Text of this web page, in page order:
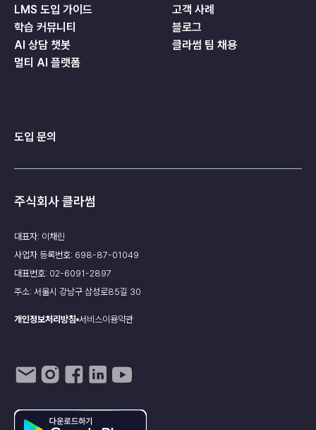
LMS 도입 가이드
학습 커뮤니티
AI 상담 챗봇
멀티 AI 플랫폼
고객 사례
블로그
클라썸 팀 채용
도입 문의
주식회사 클라썸
대표자: 이채린
사업자 등록번호: 698-87-01049
대표번호: 02-6091-2897
주소: 서울시 강남구 삼성로85길 30
개인정보처리방침 서비스이용약관